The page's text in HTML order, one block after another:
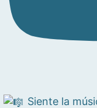
Siente la